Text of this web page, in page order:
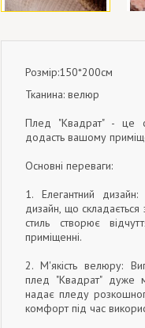
Розмір:150*200см
Тканина: велюр
Плед "Квадрат" - це
додасть вашому
Основні переваги:
1. Елегантний
дизайн, що складається
стиль створює
приміщенні.
2. М'якість велюру:
плед "Квадрат" дуже
надає пледу
комфорт під час